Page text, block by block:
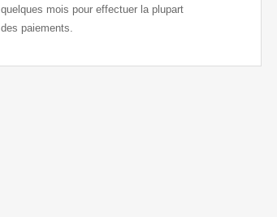
quelques mois pour effectuer la plupart
des paiements.